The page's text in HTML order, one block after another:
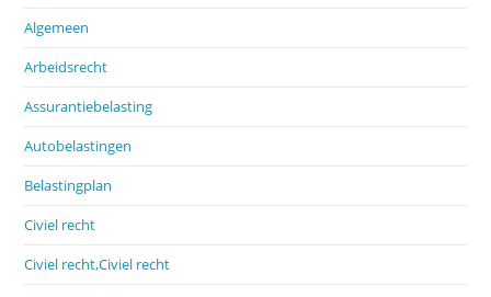
Algemeen
Arbeidsrecht
Assurantiebelasting
Autobelastingen
Belastingplan
Civiel recht
Civiel recht,Civiel recht